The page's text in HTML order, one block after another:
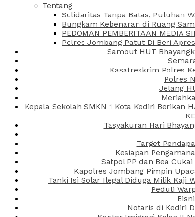
Tentang
Solidaritas Tanpa Batas, Puluhan
Bungkam Kebenaran di Ruang
PEDOMAN PEMBERITAAN MEDIA
Polres Jombang Patut Di Beri
Sambut HUT
Kasatreskrim Polres
Polres
Jelang
Kepala Sekolah SMKN 1 Kota Kediri Berikan
Tasyakuran Hari
Target
Kesiapan
Satpol PP dan Bea
Kapolres Jombang Pimpin
Tanki Isi Solar Ilegal Diduga Milik Kaji
Peduli
Notaris di Kediri